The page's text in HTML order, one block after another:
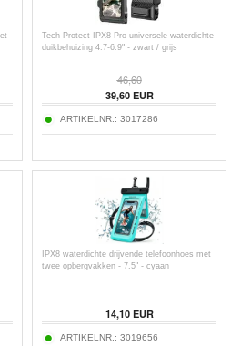
Tech-Protect IPX8 Pro universele waterdichte
duikbehuizing 4.7-6.9" - zwart / grijs
46,60
39,60EUR
ARTIKELNR.: 3017286
IPX8 waterdichte drijvende telefoonhoes met
twee opbergvakken - 7.5" - cyaan
14,10EUR
ARTIKELNR.: 3019656